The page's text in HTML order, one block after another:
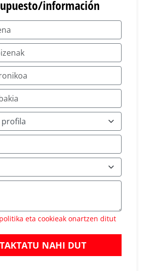
información
eta cookieak onartzen ditut
NAHI DUT